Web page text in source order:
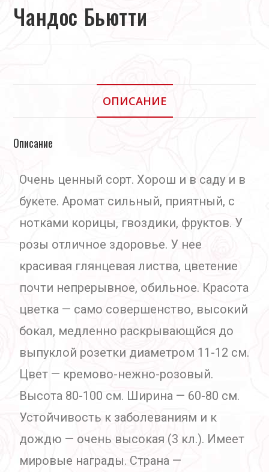
Чандос Бьютти
ОПИСАНИЕ
Описание
Очень ценный сорт. Хорош и в саду и в
букете. Аромат сильный, приятный, с
нотками корицы, гвоздики, фруктов. У
розы отличное здоровье. У нее
красивая глянцевая листва, цветение
почти непрерывное, обильное. Красота
цветка — само совершенство, высокий
бокал, медленно раскрывающйся до
выпуклой розетки диаметром 11-12 см.
Цвет — кремово-нежно-розовый.
Высота 80-100 см. Ширина — 60-80 см.
Устойчивость к заболеваниям и к
дождю — очень высокая (3 кл.). Имеет
мировые награды. Страна —